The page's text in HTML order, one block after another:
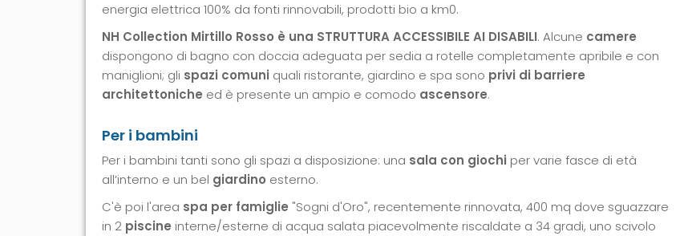
energia elettrica 100% da fonti rinnovabili, prodotti bio a km0.
NH Collection Mirtillo Rosso è una STRUTTURA ACCESSIBILE AI DISABILI. Alcune camere
dispongono di bagno con doccia adeguata per sedia a rotelle completamente apribile e con
maniglioni; gli spazi comuni quali ristorante, giardino e spa sono privi di barriere
architettoniche ed è presente un ampio e comodo ascensore.
Per i bambini
Per i bambini tanti sono gli spazi a disposizione: una sala con giochi per varie fasce di età
all’interno e un bel giardino esterno.
C'è poi l'area spa per famiglie "Sogni d'Oro", recentemente rinnovata, 400 mq dove sguazzare
in 2 piscine interne/esterne di acqua salata piacevolmente riscaldate a 34 gradi, uno scivolo